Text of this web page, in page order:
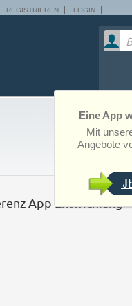
REGISTRIEREN LOGIN
Eine App
Mit
Angebote